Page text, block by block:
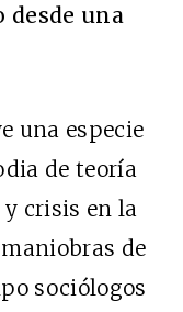
una
una especie
de teoría
crisis en la
de
sociólogos